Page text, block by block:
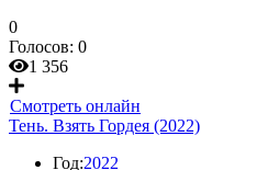
0
Голосов: 0
1 356
Смотреть онлайн
Тень. Взять Гордея (2022)
Год:2022